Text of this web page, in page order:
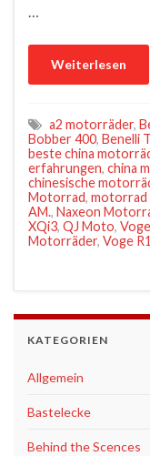
…
Weiterlesen
a2 motorräder,
Bobber 400, Benelli
beste china
erfahrungen, china
chinesische
Motorrad, motorrad
AM., Naxeon
XQi3, QJ Moto,
Motorräder, Voge
KATEGORIEN
Allgemein
Bastelecke
Behind the Scences